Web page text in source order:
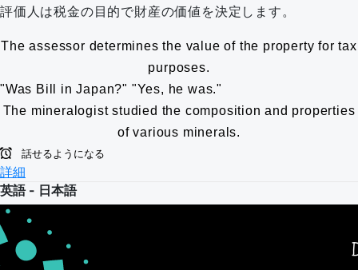
評価人は税金の目的で財産の価値を決定します。
The assessor determines the value of the property for tax
purposes.
Was Bill in Japan?
Yes, he was.
The mineralogist studied the composition and properties
of various minerals.
話せるようになる
詳細
英語 - 日本語